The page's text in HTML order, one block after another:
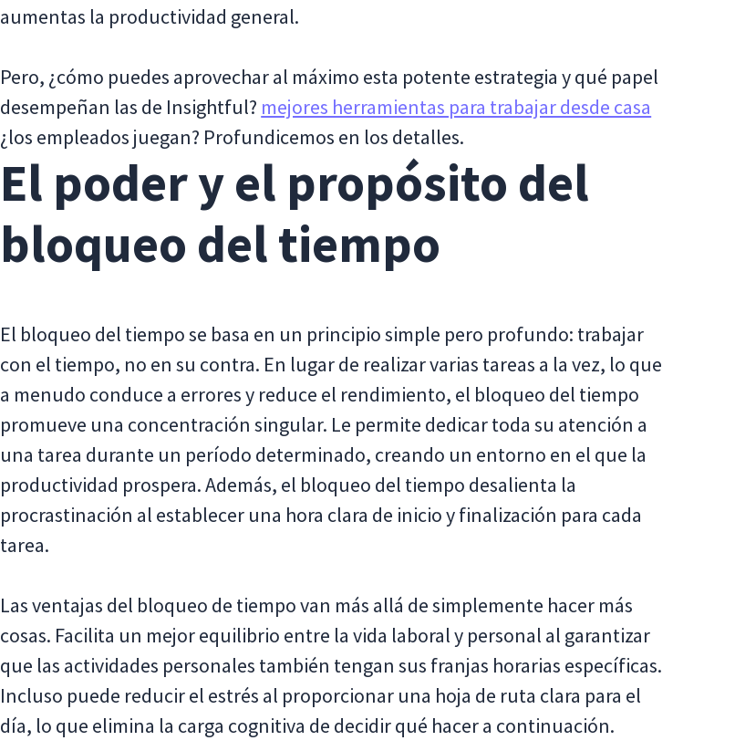
aumentas la productividad general.
Pero, ¿cómo puedes aprovechar al máximo esta potente estrategia y qué papel
desempeñan las de Insightful? mejores herramientas para trabajar desde casa
¿los empleados juegan? Profundicemos en los detalles.
El poder y el propósito del
bloqueo del tiempo
El bloqueo del tiempo se basa en un principio simple pero profundo: trabajar
con el tiempo, no en su contra. En lugar de realizar varias tareas a la vez, lo que
a menudo conduce a errores y reduce el rendimiento, el bloqueo del tiempo
promueve una concentración singular. Le permite dedicar toda su atención a
una tarea durante un período determinado, creando un entorno en el que la
productividad prospera. Además, el bloqueo del tiempo desalienta la
procrastinación al establecer una hora clara de inicio y finalización para cada
tarea.
Las ventajas del bloqueo de tiempo van más allá de simplemente hacer más
cosas. Facilita un mejor equilibrio entre la vida laboral y personal al garantizar
que las actividades personales también tengan sus franjas horarias específicas.
Incluso puede reducir el estrés al proporcionar una hoja de ruta clara para el
día, lo que elimina la carga cognitiva de decidir qué hacer a continuación.